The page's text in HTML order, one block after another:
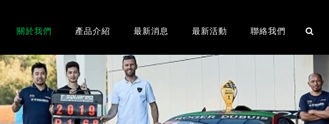
關於我們 產品介紹 最新消息 最新活動 聯絡我們